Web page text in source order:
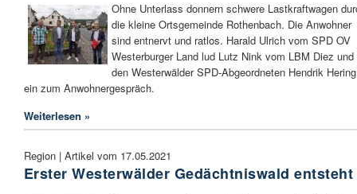
Ohne Unterlass donnern schwere Lastkraftwagen
die kleine Ortsgemeinde Rothenbach. Die Anwohner
sind entnervt und ratlos. Harald Ulrich vom SPD OV
Westerburger Land lud Lutz Nink vom LBM Diez und
den Westerwälder SPD-Abgeordneten Hendrik Hering
ein zum Anwohnergespräch.
Weiterlesen »
Region | Artikel vom 17.05.2021
Erster Westerwälder Gedächtniswald entsteht